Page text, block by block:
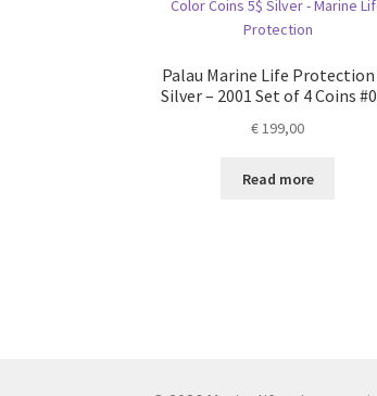
Palau Marine Life Protection
Silver – 2001 Set of 4 Coins
€199,00
Read more